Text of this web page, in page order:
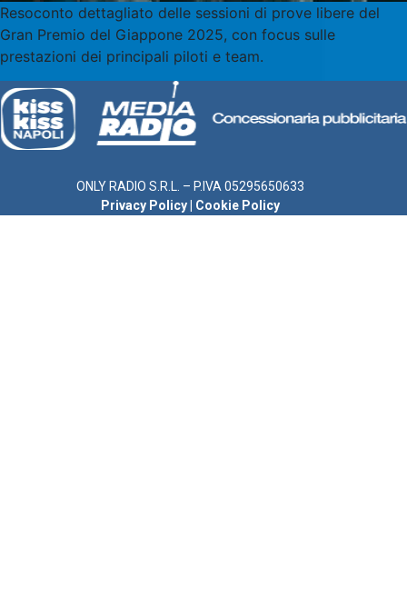
Resoconto dettagliato delle sessioni di prove libere del
Gran Premio del Giappone 2025, con focus sulle
prestazioni dei principali piloti e team.
ONLY RADIO S.R.L. – P.IVA 05295650633
Privacy Policy
Cookie Policy